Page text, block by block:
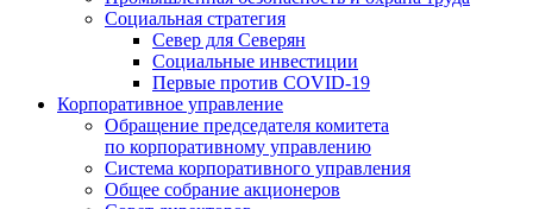
Социальная стратегия
Север для Северян
Социальные инвестиции
Первые против COVID‑19
Корпоративное управление
Обращение председателя комитета
по корпоративному управлению
Система корпоративного управления
Общее собрание акционеров